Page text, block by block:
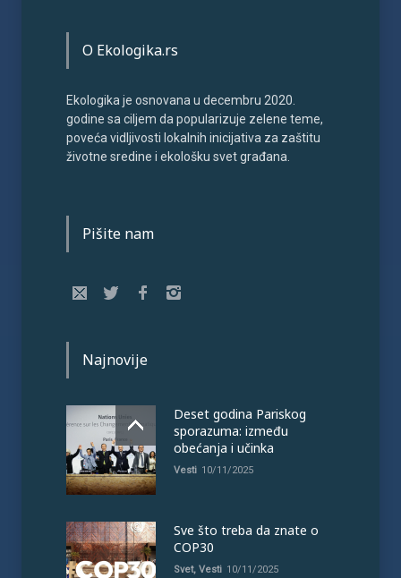
O Ekologika.rs
Ekologika je osnovana u decembru 2020.
godine sa ciljem da popularizuje zelene teme,
poveća vidljivosti lokalnih inicijativa za zaštitu
životne sredine i ekološku svet građana.
Pišite nam
Najnovije
Deset godina Pariskog
sporazuma: između
obećanja i učinka
Vesti 10/11/2025
Sve što treba da znate o
COP30
Svet, Vesti 10/11/2025